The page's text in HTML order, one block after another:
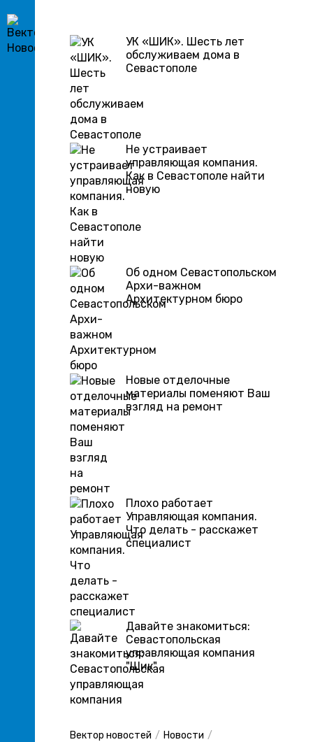
УК «ШИК». Шесть лет
обслуживаем дома в
Севастополе
Не устраивает
управляющая компания.
Как в Севастополе найти
новую
Об одном Севастопольском
Архи-важном
Архитектурном бюро
Новые отделочные
материалы поменяют Ваш
взгляд на ремонт
Плохо работает
Управляющая компания.
Что делать - расскажет
специалист
Давайте знакомиться:
Севастопольская
управляющая компания
"Шик"
Вектор новостей
Новости